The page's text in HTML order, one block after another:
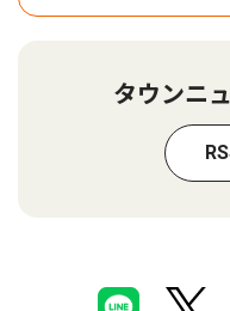
タウンニ